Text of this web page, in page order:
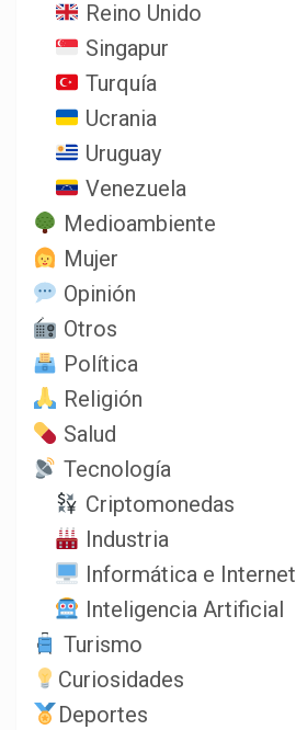
Reino Unido
Singapur
Turquía
Ucrania
Uruguay
Venezuela
Medioambiente
Mujer
Opinión
Otros
Política
Religión
Salud
Tecnología
Criptomonedas
Industria
Informática e Internet
Inteligencia Artificial
Turismo
Curiosidades
Deportes